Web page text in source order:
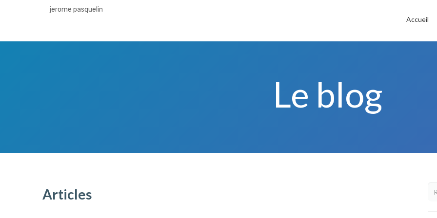
jerome pasquelin
Accueil
Le blog
Articles